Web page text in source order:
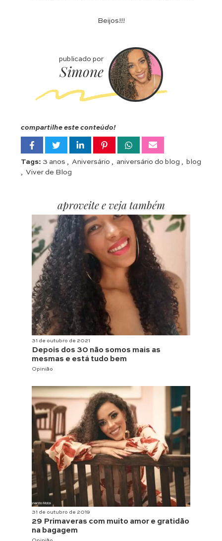
Beijos!!!
compartilhe este conteúdo!
Tags: 3 anos , Aniversário , aniversário do blog , blog
, Viver de Blog
publicado por
Simone
aproveite e veja também
31 de outubro de 2021
Depois dos 30 não somos mais as
mesmas e está tudo bem
Opinião
31 de outubro de 2019
29 Primaveras com muito amor e gratidão
na bagagem